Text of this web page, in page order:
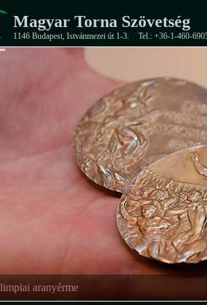
Magyar Torna Szövetség
1146 Budapest, Istvánmezei út 1-3. Tel.: +36-1-460-
férfi csapat